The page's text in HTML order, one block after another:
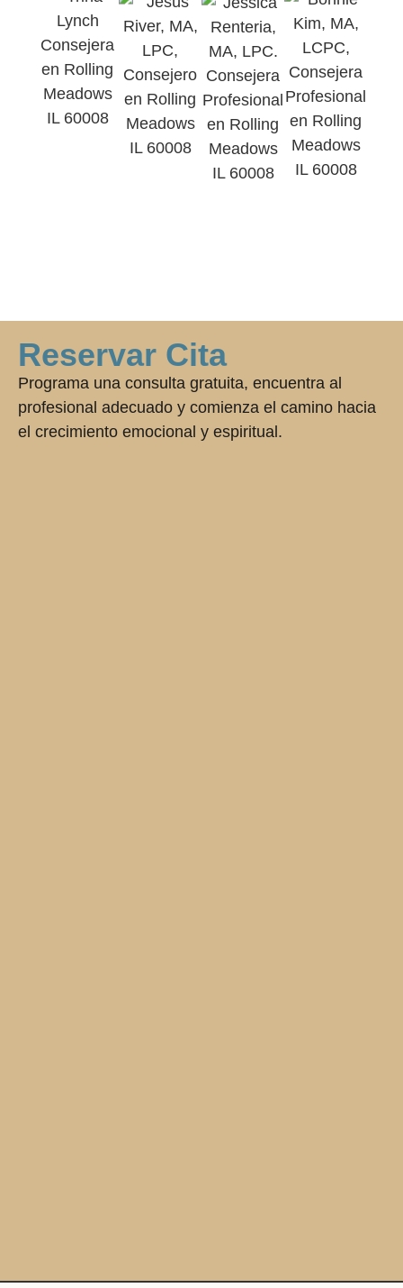
Reservar Cita
Programa una consulta gratuita, encuentra al
profesional adecuado y comienza el camino hacia
el crecimiento emocional y espiritual.